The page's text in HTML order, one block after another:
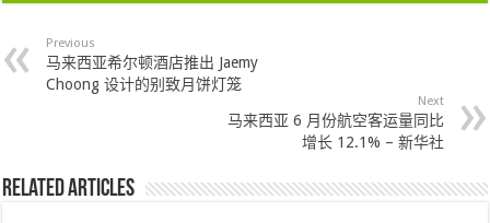
Previous
马来西亚希尔顿酒店推出 Jaemy
Choong 设计的别致月饼灯笼
Next
马来西亚 6 月份航空客运量同比
增长 12.1% – 新华社
Related Articles